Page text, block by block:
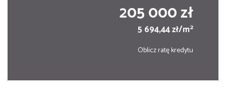
205 000 zł
5 694,44 zł/m2
Oblicz ratę kredytu